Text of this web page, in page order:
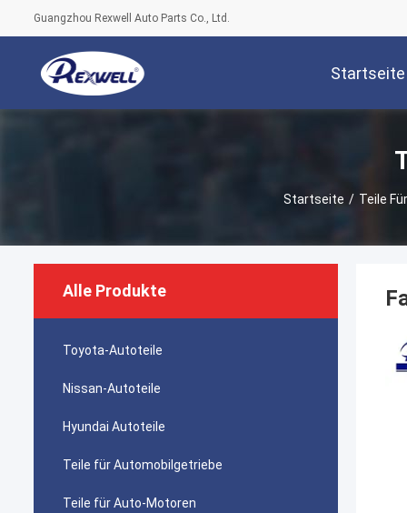
Guangzhou Rexwell Auto Parts Co., Ltd.
Startseite
Startseite / Teile
Alle Produkte
Toyota-Autoteile
Nissan-Autoteile
Hyundai Autoteile
Teile für Automobilgetriebe
Teile für Auto-Motoren